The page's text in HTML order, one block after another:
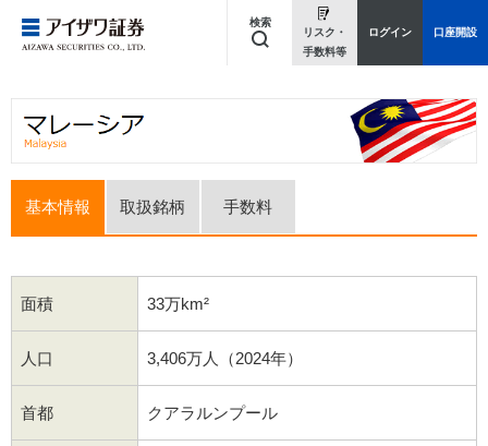
検索
リスク・
手数料等
ログイン 口座開設
基本情報 取扱銘柄 手数料
面積 33万km²
人口 3,406万人（2024年）
首都 クアラルンプール